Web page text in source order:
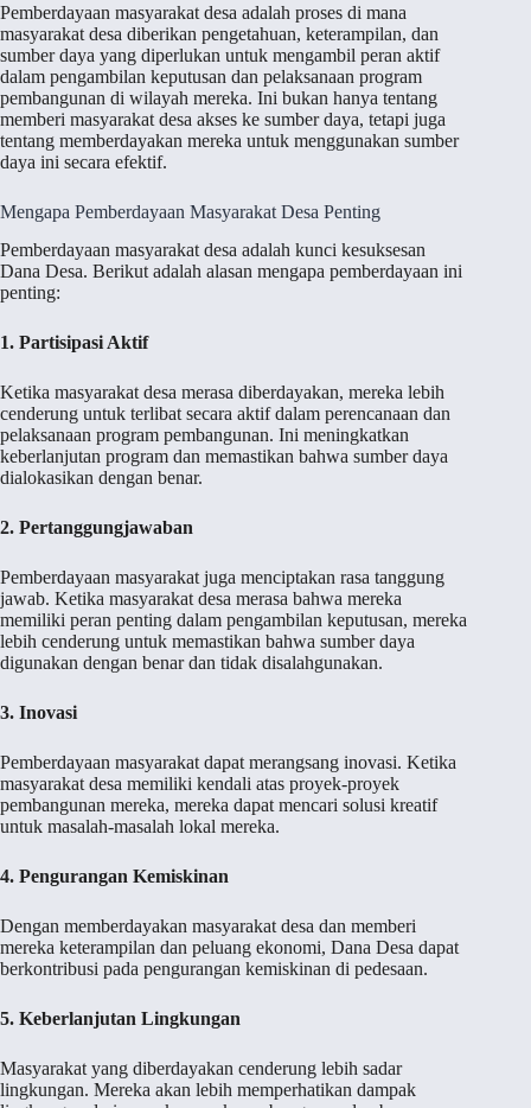
Pemberdayaan masyarakat desa adalah proses di mana
masyarakat desa diberikan pengetahuan, keterampilan, dan
sumber daya yang diperlukan untuk mengambil peran aktif
dalam pengambilan keputusan dan pelaksanaan program
pembangunan di wilayah mereka. Ini bukan hanya tentang
memberi masyarakat desa akses ke sumber daya, tetapi juga
tentang memberdayakan mereka untuk menggunakan sumber
daya ini secara efektif.
Mengapa Pemberdayaan Masyarakat Desa Penting
Pemberdayaan masyarakat desa adalah kunci kesuksesan
Dana Desa. Berikut adalah alasan mengapa pemberdayaan ini
penting:
1. Partisipasi Aktif
Ketika masyarakat desa merasa diberdayakan, mereka lebih
cenderung untuk terlibat secara aktif dalam perencanaan dan
pelaksanaan program pembangunan. Ini meningkatkan
keberlanjutan program dan memastikan bahwa sumber daya
dialokasikan dengan benar.
2. Pertanggungjawaban
Pemberdayaan masyarakat juga menciptakan rasa tanggung
jawab. Ketika masyarakat desa merasa bahwa mereka
memiliki peran penting dalam pengambilan keputusan, mereka
lebih cenderung untuk memastikan bahwa sumber daya
digunakan dengan benar dan tidak disalahgunakan.
3. Inovasi
Pemberdayaan masyarakat dapat merangsang inovasi. Ketika
masyarakat desa memiliki kendali atas proyek-proyek
pembangunan mereka, mereka dapat mencari solusi kreatif
untuk masalah-masalah lokal mereka.
4. Pengurangan Kemiskinan
Dengan memberdayakan masyarakat desa dan memberi
mereka keterampilan dan peluang ekonomi, Dana Desa dapat
berkontribusi pada pengurangan kemiskinan di pedesaan.
5. Keberlanjutan Lingkungan
Masyarakat yang diberdayakan cenderung lebih sadar
lingkungan. Mereka akan lebih memperhatikan dampak